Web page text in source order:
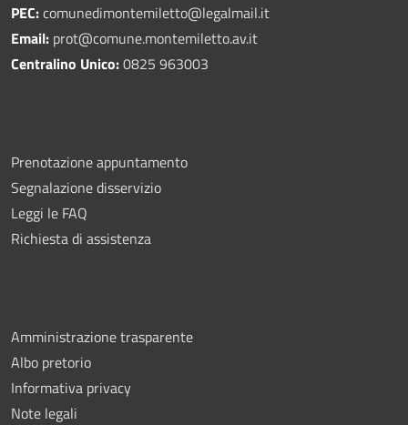
PEC:comunedimontemiletto@legalmail.it
Email: prot@comune.montemiletto.av.it
Centralino Unico:0825 963003
Prenotazione appuntamento
Segnalazione disservizio
Leggi le FAQ
Richiesta di assistenza
Amministrazione trasparente
Albo pretorio
Informativa privacy
Note legali